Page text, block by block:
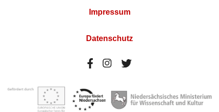
Impressum
Datenschutz